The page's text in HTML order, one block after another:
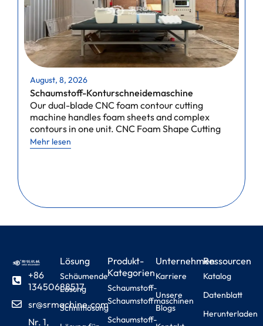
August, 8, 2026
Schaumstoff-Konturschneidemaschine
Our dual-blade CNC foam contour cutting
machine handles foam sheets and complex
contours in one unit. CNC Foam Shape Cutting
Mehr lesen
+86
13450688517
sr@srmachine.com
Nr. 1,
Lösung
Schäumende
Lösung
Schnittlösung
Produkt-
Kategorien
Schaumstoff-
Schaumstoffmaschinen
Schaumstoff-
Unternehmen
Karriere
Unsere
Blogs
Ressourcen
Katalog
Datenblatt
Herunterladen